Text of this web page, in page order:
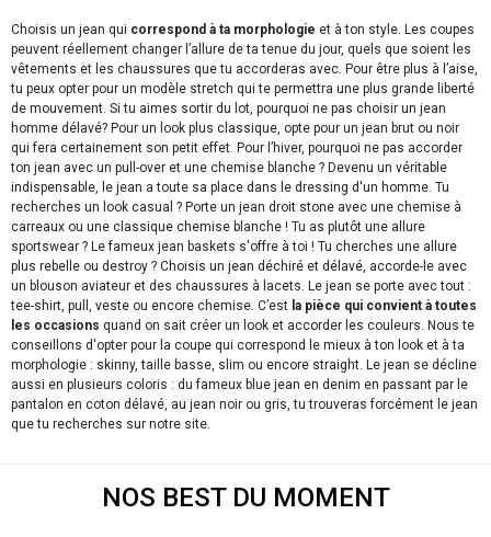
Choisis un jean qui correspond à ta morphologie et à ton style. Les coupes
peuvent réellement changer l’allure de ta tenue du jour, quels que soient les
vêtements et les chaussures que tu accorderas avec. Pour être plus à l’aise,
tu peux opter pour un modèle stretch qui te permettra une plus grande liberté
de mouvement. Si tu aimes sortir du lot, pourquoi ne pas choisir un jean
homme délavé? Pour un look plus classique, opte pour un jean brut ou noir
qui fera certainement son petit effet. Pour l’hiver, pourquoi ne pas accorder
ton jean avec un pull-over et une chemise blanche ? Devenu un véritable
indispensable, le jean a toute sa place dans le dressing d'un homme. Tu
recherches un look casual ? Porte un jean droit stone avec une chemise à
carreaux ou une classique chemise blanche ! Tu as plutôt une allure
sportswear ? Le fameux jean baskets s'offre à toi ! Tu cherches une allure
plus rebelle ou destroy ? Choisis un jean déchiré et délavé, accorde-le avec
un blouson aviateur et des chaussures à lacets. Le jean se porte avec tout :
tee-shirt, pull, veste ou encore chemise. C’est la pièce qui convient à toutes
les occasions quand on sait créer un look et accorder les couleurs. Nous te
conseillons d'opter pour la coupe qui correspond le mieux à ton look et à ta
morphologie : skinny, taille basse, slim ou encore straight. Le jean se décline
aussi en plusieurs coloris : du fameux blue jean en denim en passant par le
pantalon en coton délavé, au jean noir ou gris, tu trouveras forcément le jean
que tu recherches sur notre site.
NOS BEST DU MOMENT